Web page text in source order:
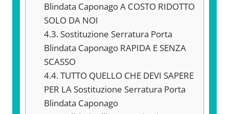
Blindata Caponago A COSTO RIDOTTO
SOLO DA NOI
4.3.Sostituzione Serratura Porta
Blindata Caponago RAPIDA E SENZA
SCASSO
4.4.TUTTO QUELLO CHE DEVI SAPERE
PER LA Sostituzione Serratura Porta
Blindata Caponago